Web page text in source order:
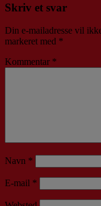
Skriv et svar
Din e-mailadresse vil
markeret med *
Kommentar *
Navn *
E-mail *